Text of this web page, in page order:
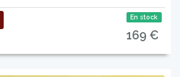
En stock
169 €